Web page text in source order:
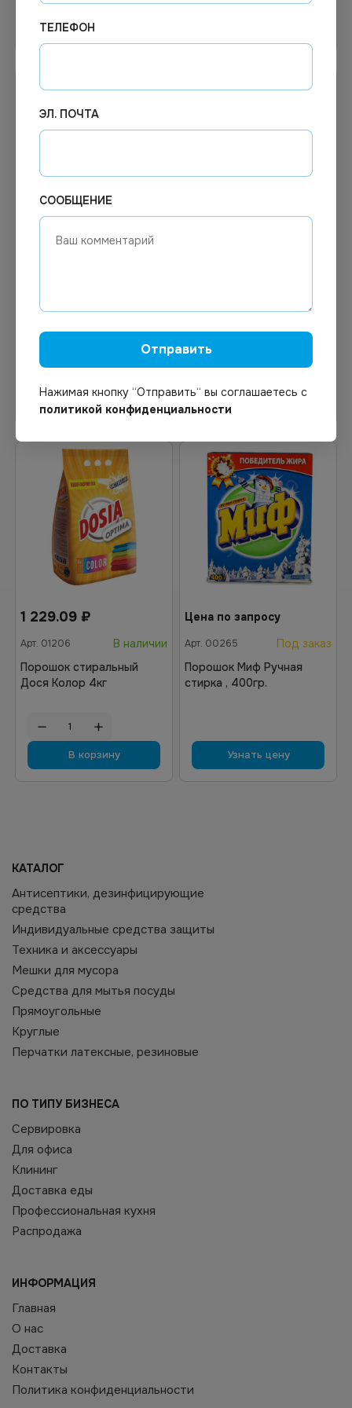
Узнать цену
Цена по запросу
Сарма 4,5кг для цветного
Узнать цену
Дося Колор 8кг
Узнать цену
1 229.09 ₽
Арт. 01206
В наличии
Порошок стиральный
Дося Колор 4кг
В корзину
Цена по запросу
Арт. 00265
Под заказ
Порошок Миф Ручная
стирка , 400гр.
Узнать цену
КАТАЛОГ
Антисептики, дезинфицирующие
средства
Индивидуальные средства защиты
Техника и аксессуары
Мешки для мусора
Средства для мытья посуды
Прямоугольные
Круглые
Перчатки латексные, резиновые
ПО ТИПУ БИЗНЕСА
Сервировка
Для офиса
Клининг
Доставка еды
Профессиональная кухня
Распродажа
ИНФОРМАЦИЯ
Главная
О нас
Доставка
Контакты
Политика конфиденциальности
ТЕЛЕФОН
ЭЛ. ПОЧТА
СООБЩЕНИЕ
Отправить
Нажимая кнопку “Отправить“ вы соглашаетесь с
политикой конфиденциальности